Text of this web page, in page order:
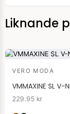
Liknande
VERO MODA
VMMAXINE SL V-
229.95 kr